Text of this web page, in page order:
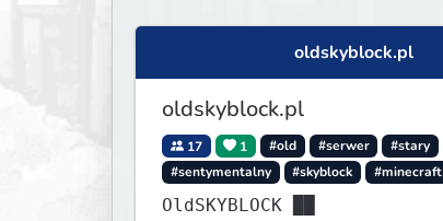
oldskyblock.pl
oldskyblock.pl
17 1 #old #serwer
#stary
#sentymentalny
#skyblock #minecraft
OldSKYBLOCK ██